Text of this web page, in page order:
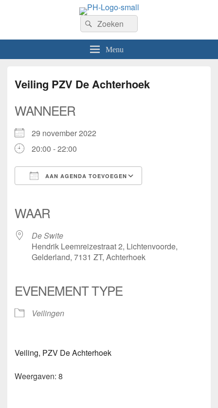
Welkom op de website van Postzegelvereniging PhilaHanze.
Zoeken
naar:
Zoeken
Menu
Veiling PZV De Achterhoek
WANNEER
29 november 2022
20:00 - 22:00
AAN AGENDA TOEVOEGEN
WAAR
De Swite
Hendrik Leemreizestraat 2, Lichtenvoorde,
Gelderland, 7131 ZT, Achterhoek
EVENEMENT TYPE
Veilingen
Veiling, PZV De Achterhoek
Weergaven: 8